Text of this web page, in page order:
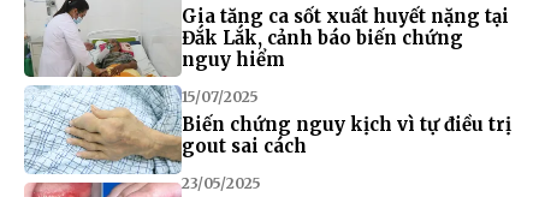
Gia tăng ca sốt xuất huyết nặng tại
Đắk Lắk, cảnh báo biến chứng
nguy hiểm
15/07/2025
Biến chứng nguy kịch vì tự điều trị
gout sai cách
23/05/2025